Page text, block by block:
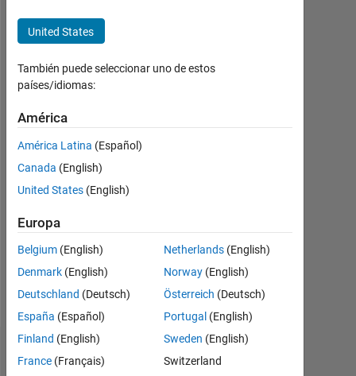
2014
0
0
Follow
Professional
Interests:
diverse
and
varied
Insignias
United States
También puede seleccionar uno de estos
países/idiomas:
América
América Latina (Español)
Canada (English)
United States (English)
Europa
Belgium (English)
Denmark (English)
Deutschland (Deutsch)
España (Español)
Finland (English)
France (Français)
Netherlands(English)
Norway(English)
Österreich (Deutsch)
Portugal (English)
Sweden (English)
Switzerland